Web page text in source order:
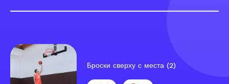
Броски сверху с места (2)